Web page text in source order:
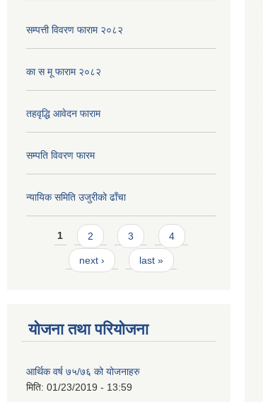
सम्पत्ती विवरण फाराम २०८२
का स मू फाराम २०८२
तहवृद्धि आवेदन फाराम
सम्पति विवरण फारम
न्यायिक समिति उजुरीको ढाँचा
Pages
1 2 3 4
next › last »
योजना तथा परियोजना
आर्थिक वर्ष ७५/७६ को योजनाहरु
मिति: 01/23/2019 - 13:59